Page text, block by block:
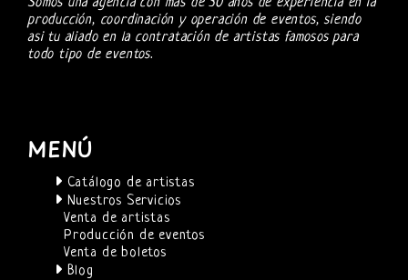
producción, coordinación y operación de eventos, siendo
asi tu aliado en la contratación de artistas famosos para
todo tipo de eventos.
MENÚ
Catálogo de artistas
Nuestros Servicios
Venta de artistas
Producción de eventos
Venta de boletos
Blog